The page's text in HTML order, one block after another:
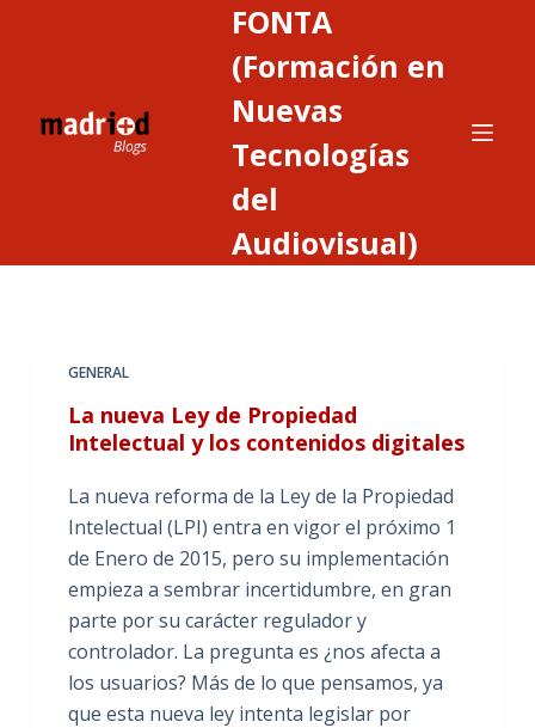
FONTA
(Formación en
Nuevas
Tecnologías
del
Audiovisual)
GENERAL
La nueva Ley de Propiedad
Intelectual y los contenidos digitales
La nueva reforma de la Ley de la Propiedad
Intelectual (LPI) entra en vigor el próximo 1
de Enero de 2015, pero su implementación
empieza a sembrar incertidumbre, en gran
parte por su carácter regulador y
controlador. La pregunta es ¿nos afecta a
los usuarios? Más de lo que pensamos, ya
que esta nueva ley intenta legislar por